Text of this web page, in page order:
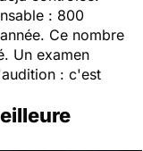
: 800
Ce nombre
Un examen
: c'est